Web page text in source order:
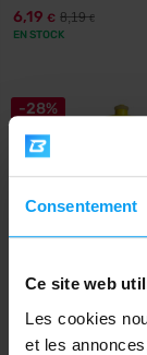
Consentement
Ce site web
Les cookies
et les
6,19 € 8,19€
EN STOCK
-28%
Sports Bottle 500